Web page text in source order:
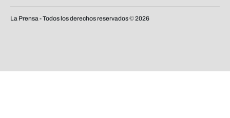
La Prensa - Todos los derechos reservados ©2026